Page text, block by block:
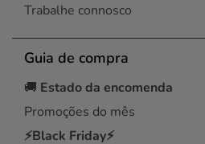
Trabalhe connosco
Guia de compra
🚚 Estado da encomenda
Promoções do mês
⚡Black Friday⚡